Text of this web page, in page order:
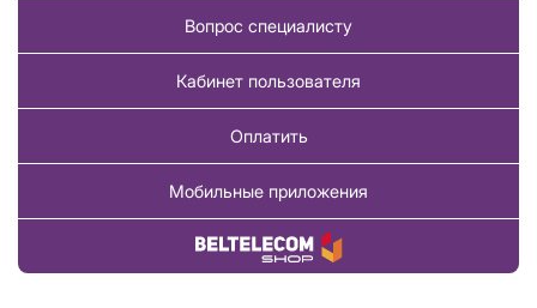
Вопрос специалисту
Кабинет пользователя
Оплатить
Мобильные приложения
Купить товар